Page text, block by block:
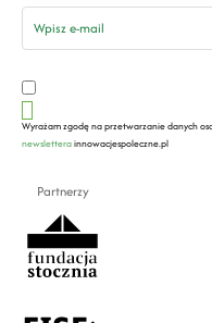
email
Wyrażam zgodę na przetwarzanie danych
newsletterainnowacjespoleczne.pl
Partnerzy